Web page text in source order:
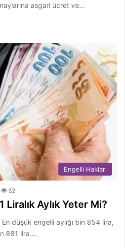
asgari ücret ve…
Engelli Hakları
52
Aylık Yeter Mi?
düşük engelli aylığı bin 854 lira,
881 lira.…